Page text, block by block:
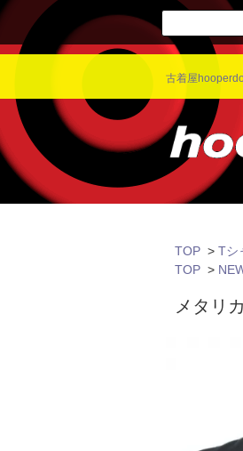
古着屋
TOP > Tシ
TOP >
メタリ